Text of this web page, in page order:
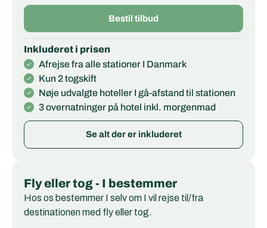
Bestil tilbud
Inkluderet i prisen
Afrejse fra alle stationer I Danmark
Kun 2 togskift
Nøje udvalgte hoteller I gå-afstand til stationen
3 overnatninger på hotel inkl. morgenmad
Se alt der er inkluderet
Fly eller tog - I bestemmer
Hos os bestemmer I selv om I vil rejse til/fra
destinationen med fly eller tog.